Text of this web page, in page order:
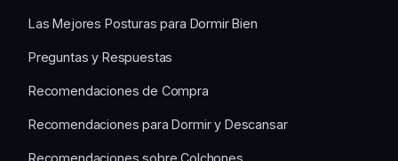
Las Mejores Posturas para Dormir Bien
Preguntas y Respuestas
Recomendaciones de Compra
Recomendaciones para Dormir y Descansar
Recomendaciones sobre Colchones